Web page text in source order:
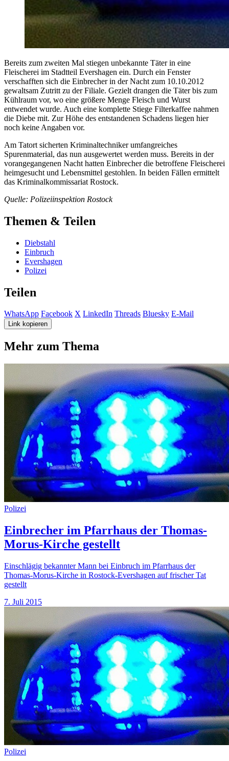
Bereits zum zweiten Mal stiegen unbekannte Täter in eine
Fleischerei im Stadtteil Evershagen ein. Durch ein Fenster
verschafften sich die Einbrecher in der Nacht zum 10.10.2012
gewaltsam Zutritt zu der Filiale. Gezielt drangen die Täter bis zum
Kühlraum vor, wo eine größere Menge Fleisch und Wurst
entwendet wurde. Auch eine komplette Stiege Filterkaffee nahmen
die Diebe mit. Zur Höhe des entstandenen Schadens liegen hier
noch keine Angaben vor.
Am Tatort sicherten Kriminaltechniker umfangreiches
Spurenmaterial, das nun ausgewertet werden muss. Bereits in der
vorangegangenen Nacht hatten Einbrecher die betroffene Fleischerei
heimgesucht und Lebensmittel gestohlen. In beiden Fällen ermittelt
das Kriminalkommissariat Rostock.
Quelle: Polizeiinspektion Rostock
Themen & Teilen
Diebstahl
Einbruch
Evershagen
Polizei
Teilen
WhatsApp Facebook X LinkedIn Threads Bluesky E-Mail
Link kopieren
Mehr zum Thema
Polizei
Einbrecher im Pfarrhaus der Thomas-
Morus-Kirche gestellt
Einschlägig bekannter Mann bei Einbruch im Pfarrhaus der
Thomas-Morus-Kirche in Rostock-Evershagen auf frischer Tat
gestellt
7. Juli 2015
Polizei